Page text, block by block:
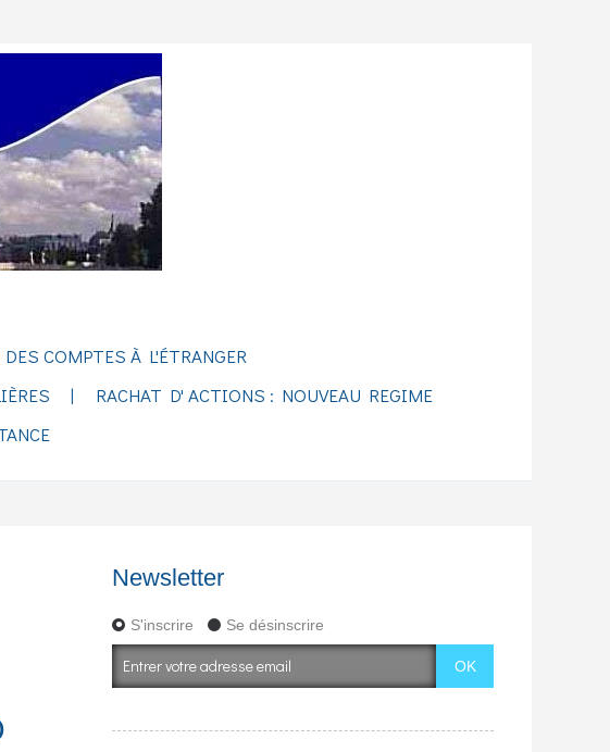
COMPTES À L'ÉTRANGER
RACHAT D' ACTIONS : NOUVEAU REGIME
Newsletter
S'inscrire Se désinscrire